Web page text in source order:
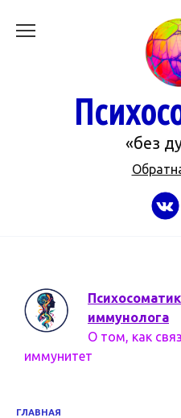
«без
иммунолога
О том, как
иммунитет
ГЛАВНАЯ